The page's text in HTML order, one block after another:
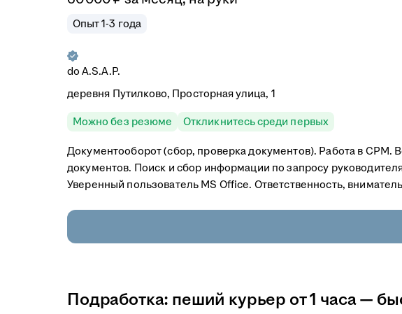
Опыт 1-3 года
do A.S.A.P.
деревня Путилково, Просторная улица, 1
Можно без резюме Откликнитесь среди первых
Документооборот (сбор, проверка документов). Работа в СРМ.
документов. Поиск и сбор информации по запросу
Уверенный пользователь MS Office. Ответственность,
Подработка: пеший курьер от 1 часа —